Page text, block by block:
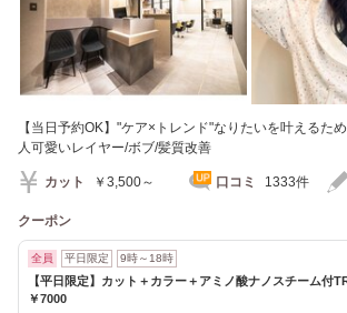
【当日予約OK】"ケア×トレンド"なりたいを叶えるた
人可愛いレイヤー/ボブ/髪質改善
カット ￥3,500～ 口コミ 1333件
クーポン
全員 平日限定 9時～18時
【平日限定】カット＋カラー＋アミノ酸ナノスチーム付
￥7000